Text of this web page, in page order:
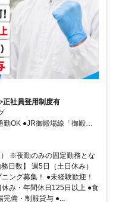
正社員登用制度有
OK ●JR御殿場線「御殿場
※夜勤のみの固定勤務とな
】 週5日（土日休み）
ング募集！ ●未経験歓迎！
み・年間休日125日以上 ●食
完備・制服貸与 ●...